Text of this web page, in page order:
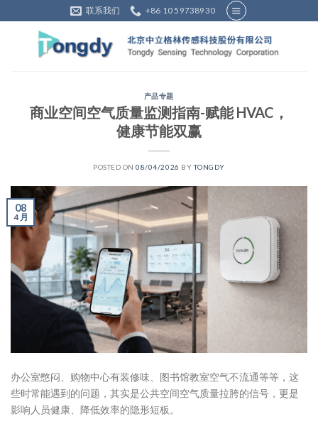
to
联系我们 +86 10 59738930
产品专题
商业空间空气质量监测指南-赋能 HVAC，
健康节能双赢
POSTED ON08/04/2026 BYTONGDY
08
4 月
办公室憋闷、购物中心有装修味、图书馆教室空气不流通等等，这
些时常能遇到的问题，其实是公共空间空气质量拉胯的信号，更是
影响人员健康、降低效率的隐形短板。